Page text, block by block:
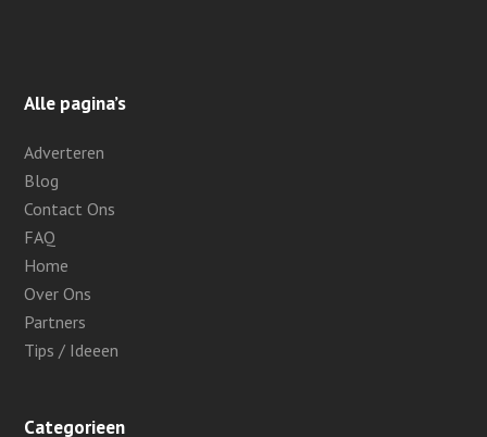
Alle pagina’s
Adverteren
Blog
Contact Ons
FAQ
Home
Over Ons
Partners
Tips / Ideeen
Categorieen